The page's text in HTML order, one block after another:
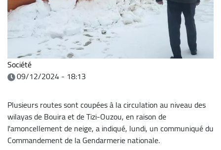
Société
09/12/2024 - 18:13
Plusieurs routes sont coupées à la circulation au niveau des
wilayas de Bouira et de Tizi-Ouzou, en raison de
l'amoncellement de neige, a indiqué, lundi, un communiqué du
Commandement de la Gendarmerie nationale.